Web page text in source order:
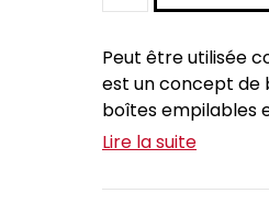
Peut être utilisée
est un concept de
boîtes empilables
Lire la suite